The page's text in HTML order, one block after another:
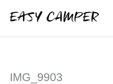
Inhalt
springen
IMG_9903